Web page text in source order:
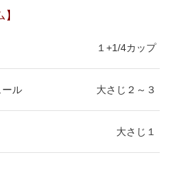
１+1/4カップ
ール 大さじ２～３
大さじ１